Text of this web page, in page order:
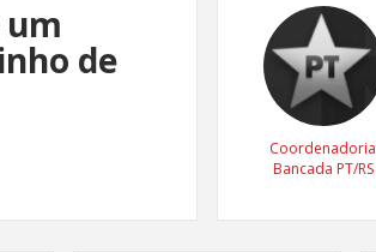
um
de
Coordenadoria
Bancada PT/RS